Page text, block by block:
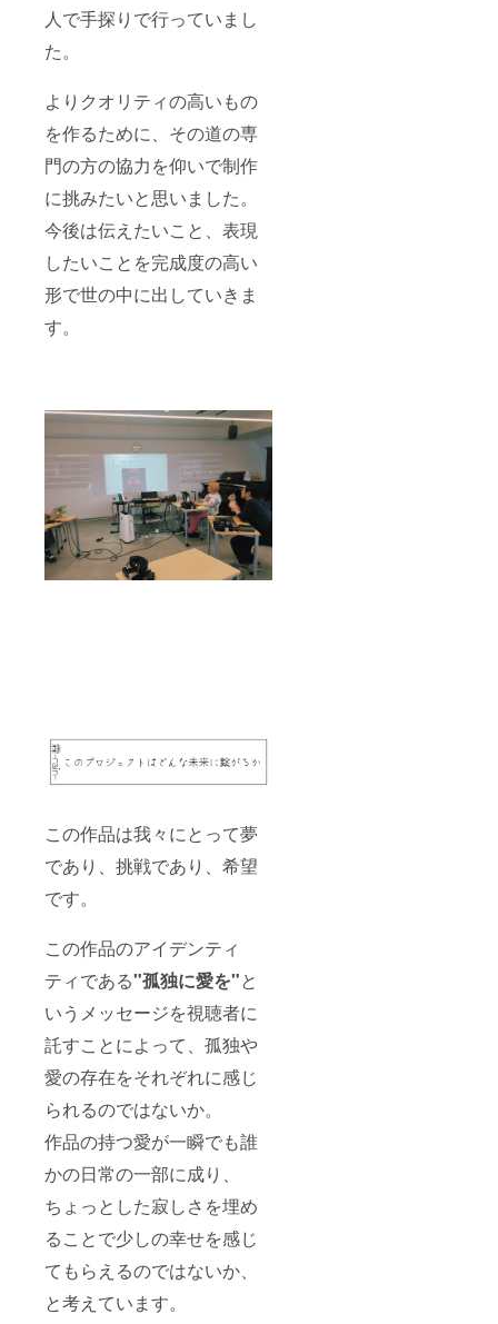
人で手探りで行っていまし
た。
よりクオリティの高いもの
を作るために、その道の専
門の方の協力を仰いで制作
に挑みたいと思いました。
今後は伝えたいこと、表現
したいことを完成度の高い
形で世の中に出していきま
す。
この作品は我々にとって夢
であり、挑戦であり、希望
です。
この作品のアイデンティ
ティである"孤独に愛を"と
いうメッセージを視聴者に
託すことによって、孤独や
愛の存在をそれぞれに感じ
られるのではないか。
作品の持つ愛が一瞬でも誰
かの日常の一部に成り、
ちょっとした寂しさを埋め
ることで少しの幸せを感じ
てもらえるのではないか、
と考えています。